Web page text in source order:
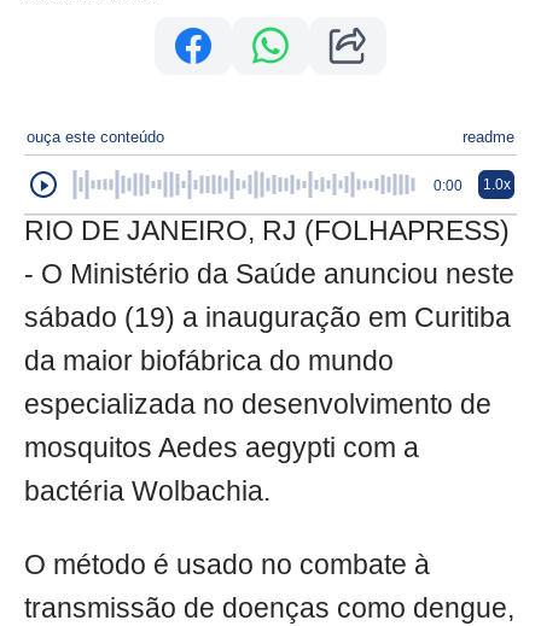
ouça este conteúdo readme
0:00 1.0x
RIO DE JANEIRO, RJ (FOLHAPRESS)
- O Ministério da Saúde anunciou neste
sábado (19) a inauguração em Curitiba
da maior biofábrica do mundo
especializada no desenvolvimento de
mosquitos Aedes aegypti com a
bactéria Wolbachia.
O método é usado no combate à
transmissão de doenças como dengue,